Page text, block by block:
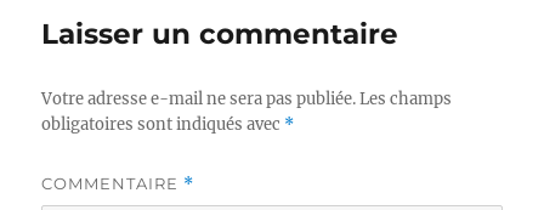
Laisser un commentaire
Votre adresse e-mail ne sera pas publiée. Les champs
obligatoires sont indiqués avec *
COMMENTAIRE *